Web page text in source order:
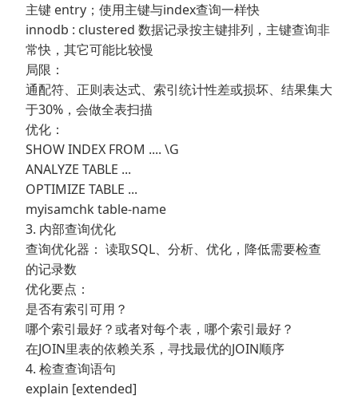
主键 entry；使用主键与index查询一样快
innodb : clustered 数据记录按主键排列，主键查询非
常快，其它可能比较慢
局限：
通配符、正则表达式、索引统计性差或损坏、结果集大
于30%，会做全表扫描
优化：
SHOW INDEX FROM .... \G
ANALYZE TABLE ...
OPTIMIZE TABLE ...
myisamchk table-name
3. 内部查询优化
查询优化器： 读取SQL、分析、优化，降低需要检查
的记录数
优化要点：
是否有索引可用？
哪个索引最好？或者对每个表，哪个索引最好？
在JOIN里表的依赖关系，寻找最优的JOIN顺序
4. 检查查询语句
explain [extended]